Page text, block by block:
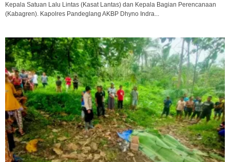
Kepala Satuan Lalu Lintas (Kasat Lantas) dan Kepala Bagian Perencanaan
(Kabagren). Kapolres Pandeglang AKBP Dhyno Indra...